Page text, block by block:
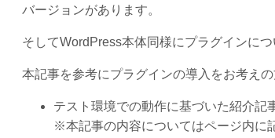
バージョンがあります。
そしてWordPress本体同様にプラグインに
本記事を参考にプラグインの導入をお考え
テスト環境での動作に基づいた紹介記
※本記事の内容についてはページ内に